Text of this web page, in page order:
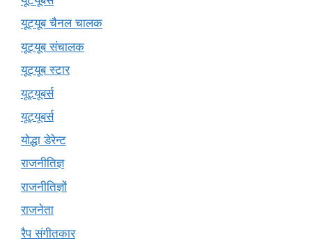
यूट्यूब चैनल चालक
यूट्यूब संचालक
यूट्यूब स्टार
यूट्‍यूबर्स
यूट्यूबर्स
योद्धा डेरेन्ट
राजनीतिज्ञ
राजनीतिज्ञों
राजनेता
रैप संगीतकार